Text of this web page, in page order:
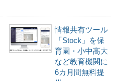
情報共有ツール
「Stock」を保
育園・小中高大
など教育機関に
6カ月間無料提